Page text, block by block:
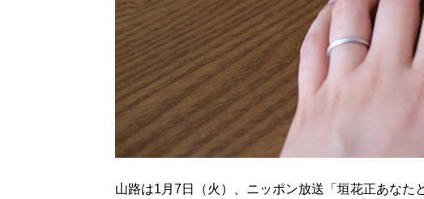
山路は1月7日（火）、ニッポン放送「垣花正あなた